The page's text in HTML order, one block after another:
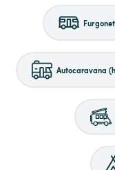
Autocaravana